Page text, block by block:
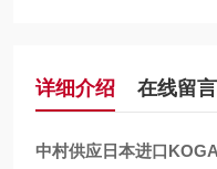
详细介绍 在线留言
中村供应日本进口